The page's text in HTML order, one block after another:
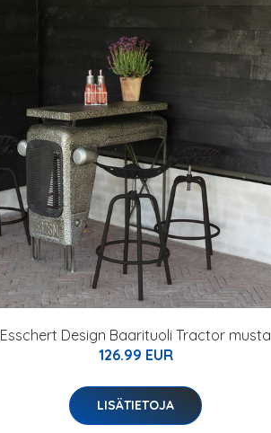
Esschert Design Baarituoli Tractor musta
126.99 EUR
LISÄTIETOJA